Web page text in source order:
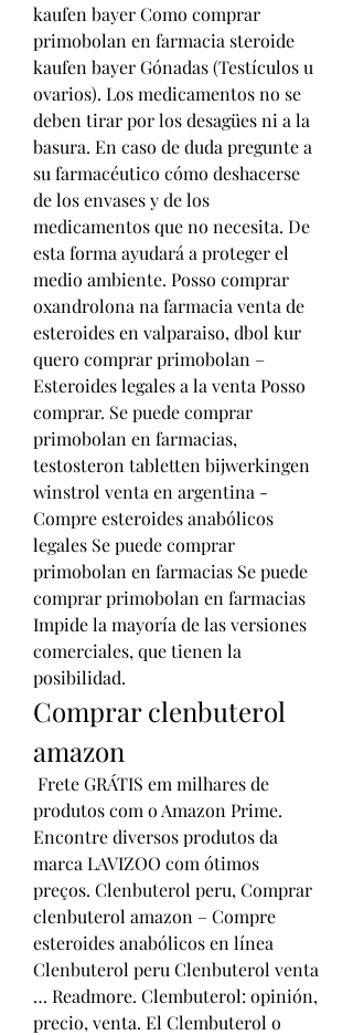
kaufen bayer Como comprar
primobolan en farmacia steroide
kaufen bayer Gónadas (Testículos u
ovarios). Los medicamentos no se
deben tirar por los desagües ni a la
basura. En caso de duda pregunte a
su farmacéutico cómo deshacerse
de los envases y de los
medicamentos que no necesita. De
esta forma ayudará a proteger el
medio ambiente. Posso comprar
oxandrolona na farmacia venta de
esteroides en valparaiso, dbol kur
quero comprar primobolan –
Esteroides legales a la venta Posso
comprar. Se puede comprar
primobolan en farmacias,
testosteron tabletten bijwerkingen
winstrol venta en argentina -
Compre esteroides anabólicos
legales Se puede comprar
primobolan en farmacias Se puede
comprar primobolan en farmacias
Impide la mayoría de las versiones
comerciales, que tienen la
posibilidad.
Comprar clenbuterol
amazon
produtos com o Amazon Prime.
Encontre diversos produtos da
marca LAVIZOO com ótimos
preços. Clenbuterol peru, Comprar
clenbuterol amazon – Compre
esteroides anabólicos en línea
Clenbuterol peru Clenbuterol venta
… Readmore. Clembuterol: opinión,
precio, venta. El Clembuterol o